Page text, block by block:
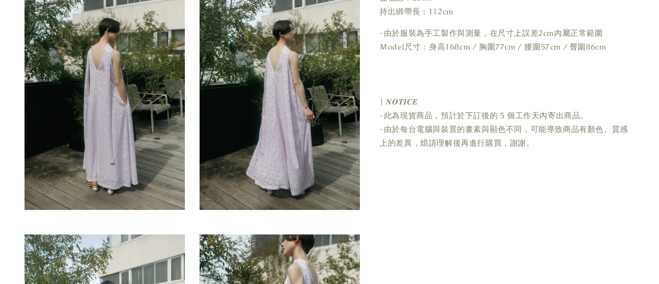
持出綁帶長：112cm
-由於服裝為手工製作與測量，在尺寸上誤差2cm內屬正常範圍
Ｍodel尺寸：身高168cm / 胸圍77cm / 腰圍57cm / 臀圍86cm
| 𝑵𝑶𝑻𝑰𝑪𝑬
-此為現貨商品，預計於下訂後的 5 個工作天內寄出商品。
-由於每台電腦與裝置的畫素與顯色不同，可能導致商品有顏色、質感
上的差異，煩請理解後再進行購買，謝謝。